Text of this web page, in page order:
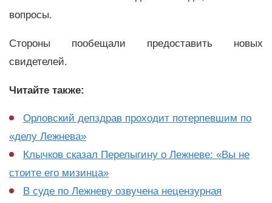
вопросы.
Стороны пообещали предоставить новых
свидетелей.
Читайте также:
Орловский депздрав проходит потерпевшим по
«делу Лежнева»
Клычков сказал Перелыгину о Лежневе: «Вы не
стоите его мизинца»
В суде по Лежневу озвучена нецензурная